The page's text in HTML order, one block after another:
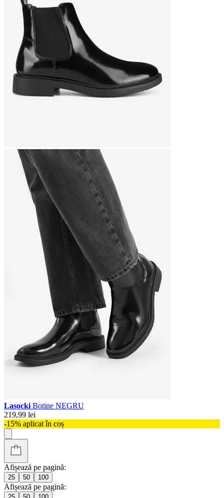
Lasocki Botine NEGRU
219,99 lei
-15% aplicat în coș
Afișează pe pagină:
25 50 100
Afișează pe pagină: